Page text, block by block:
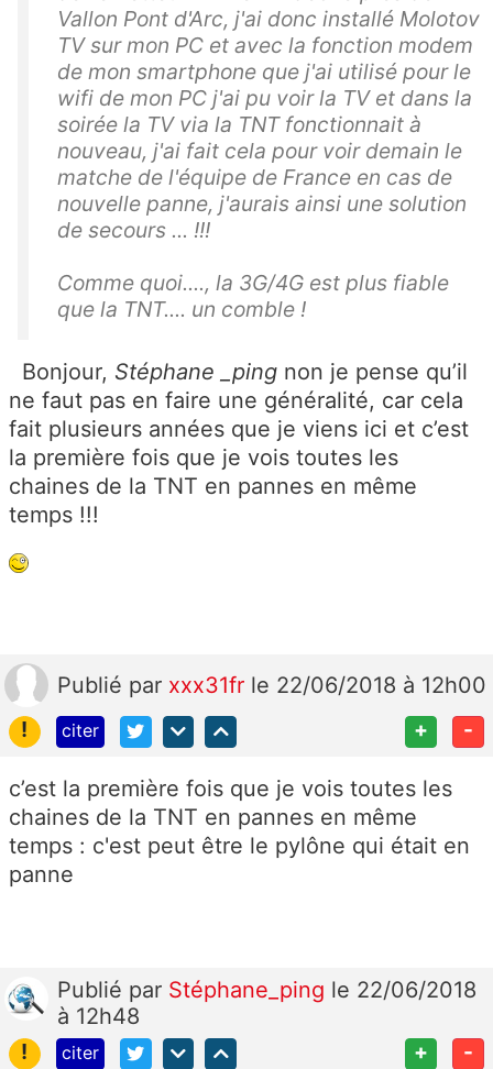
Vallon Pont d'Arc, j'ai donc installé Molotov
TV sur mon PC et avec la fonction modem
de mon smartphone que j'ai utilisé pour le
wifi de mon PC j'ai pu voir la TV et dans la
soirée la TV via la TNT fonctionnait à
nouveau, j'ai fait cela pour voir demain le
matche de l'équipe de France en cas de
nouvelle panne, j'aurais ainsi une solution
de secours ... !!!
Comme quoi...., la 3G/4G est plus fiable
que la TNT.... un comble !
Bonjour, Stéphane _ping non je pense qu’il
ne faut pas en faire une généralité, car cela
fait plusieurs années que je viens ici et c’est
la première fois que je vois toutes les
chaines de la TNT en pannes en même
temps !!!
Publié par xxx31fr le 22/06/2018 à 12h00
!
citer + -
c’est la première fois que je vois toutes les
chaines de la TNT en pannes en même
temps : c'est peut être le pylône qui était en
panne
Publié par Stéphane_ping le 22/06/2018
à 12h48
!
citer + -